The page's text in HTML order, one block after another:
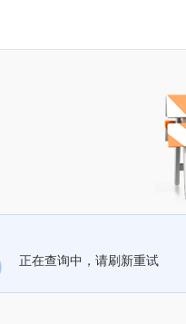
正在查询中，请刷新重试